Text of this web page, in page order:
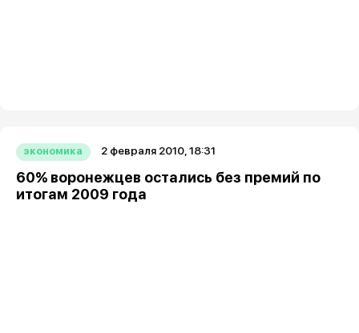
экономика 2 февраля 2010, 18:31
60% воронежцев остались без премий по
итогам 2009 года